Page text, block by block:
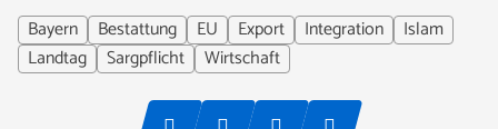
Bayern
Bestattung EU Export Integration
Islam
Landtag
Sargpflicht Wirtschaft